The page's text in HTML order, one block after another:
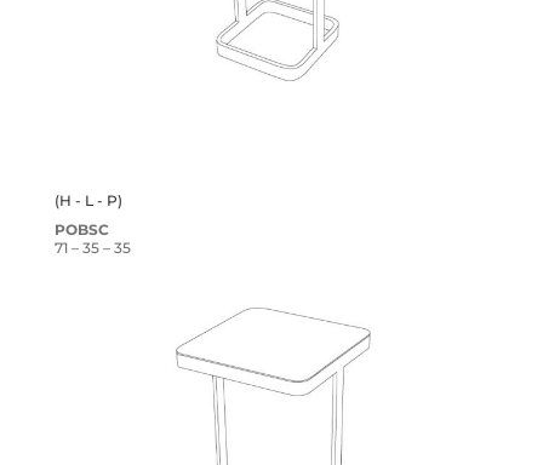
(H - L - P)
POBSC
71 – 35 – 35